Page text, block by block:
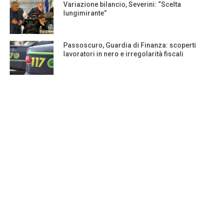
Variazione bilancio, Severini: “Scelta
lungimirante”
Passoscuro, Guardia di Finanza: scoperti
lavoratori in nero e irregolarità fiscali